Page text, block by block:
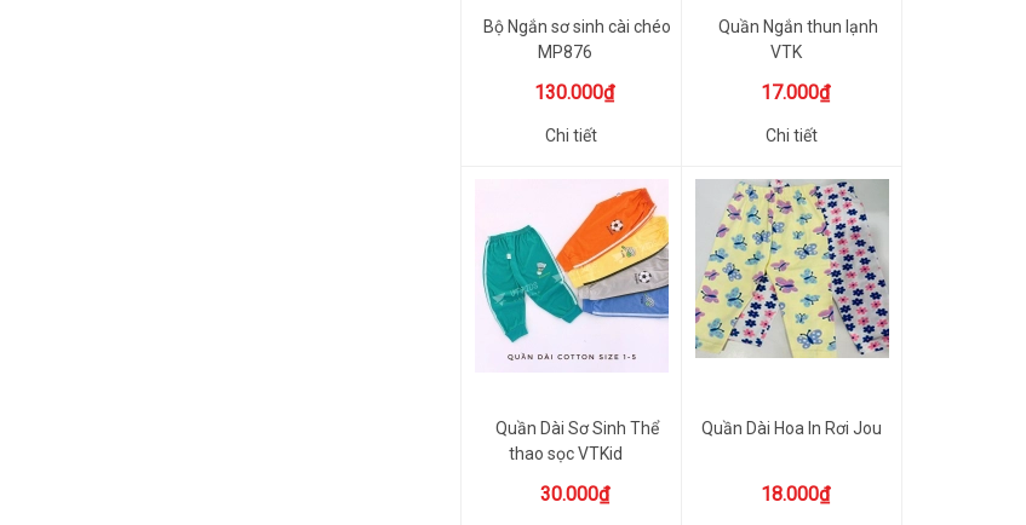
Bộ Ngắn sơ sinh cài chéo
MP876
130.000₫
Chi tiết
Quần Ngắn thun lạnh
VTK
17.000₫
Chi tiết
Quần Dài Sơ Sinh Thể
thao sọc VTKid
30.000₫
Quần Dài Hoa In Rơi Jou
18.000₫